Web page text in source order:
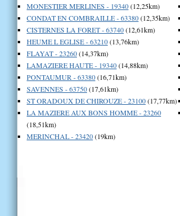
MONESTIER MERLINES - 19340(12,25km)
CONDAT EN COMBRAILLE - 63380(12,35km)
CISTERNES LA FORET - 63740(12,61km)
HEUME L EGLISE - 63210(13,76km)
FLAYAT - 23260(14,37km)
LAMAZIERE HAUTE - 19340(14,88km)
PONTAUMUR - 63380(16,71km)
SAVENNES - 63750(17,61km)
ST ORADOUX DE CHIROUZE - 23100(17,77km)
LA MAZIERE AUX BONS HOMME - 23260
(18,51km)
MERINCHAL - 23420(19km)